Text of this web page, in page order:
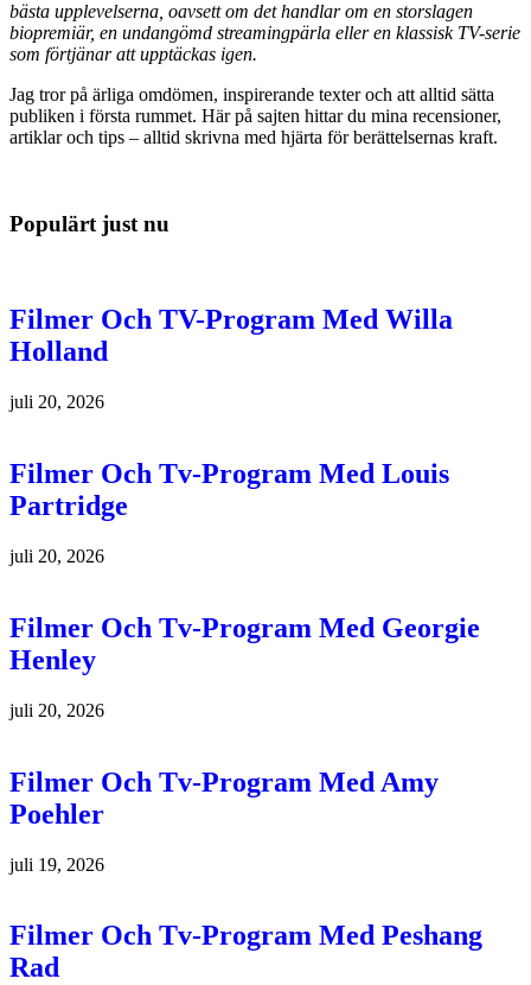
bästa upplevelserna, oavsett om det handlar om en storslagen
biopremiär, en undangömd streamingpärla eller en klassisk TV-serie
som förtjänar att upptäckas igen.
Jag tror på ärliga omdömen, inspirerande texter och att alltid sätta
publiken i första rummet. Här på sajten hittar du mina recensioner,
artiklar och tips – alltid skrivna med hjärta för berättelsernas kraft.
Populärt just nu
Filmer Och TV-Program Med Willa
Holland
juli 20, 2026
Filmer Och Tv-Program Med Louis
Partridge
juli 20, 2026
Filmer Och Tv-Program Med Georgie
Henley
juli 20, 2026
Filmer Och Tv-Program Med Amy
Poehler
juli 19, 2026
Filmer Och Tv-Program Med Peshang
Rad